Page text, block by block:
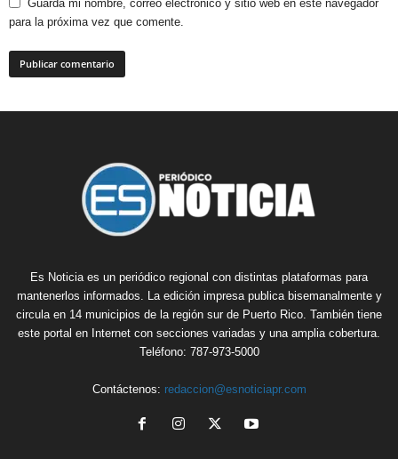
Guarda mi nombre, correo electrónico y sitio web en este navegador
para la próxima vez que comente.
Es Noticia es un periódico regional con distintas plataformas para
mantenerlos informados. La edición impresa publica bisemanalmente y
circula en 14 municipios de la región sur de Puerto Rico. También tiene
este portal en Internet con secciones variadas y una amplia cobertura.
Teléfono: 787-973-5000
Contáctenos: redaccion@esnoticiapr.com